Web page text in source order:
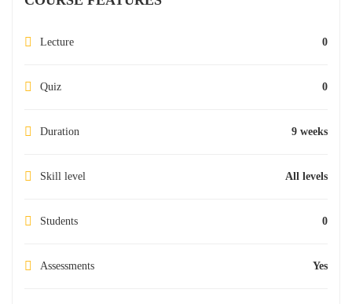
Lecture 0
Quiz 0
Duration 9 weeks
Skill level All levels
Students 0
Assessments Yes